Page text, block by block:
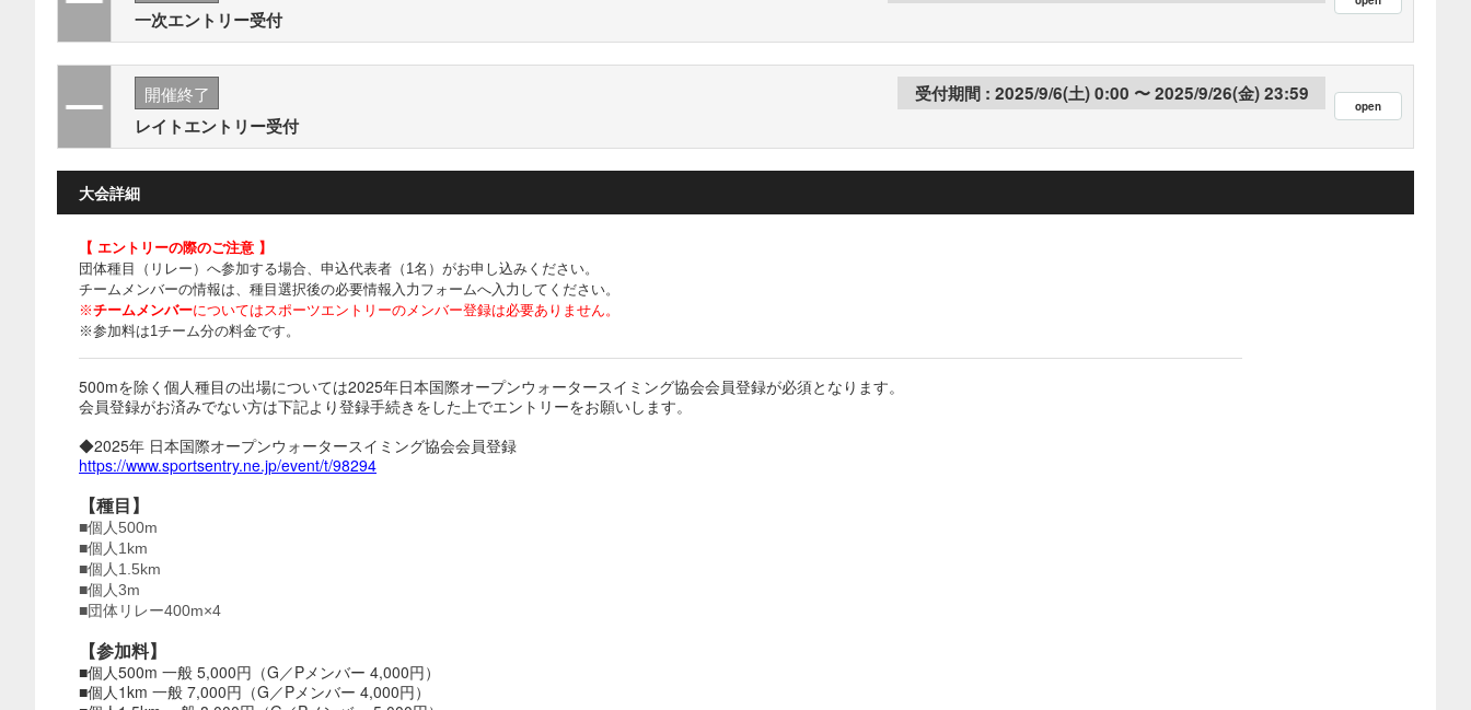
一次エントリー受付
開催終了
レイトエントリー受付
2025/9/6(土) 0:00 2025/9/26(金) 23:59
大会詳細
【 エントリーの際のご注意 】
団体種目（リレー）へ参加する場合、申込代表者（1名）がお申し込みください。
チームメンバーの情報は、種目選択後の必要情報入力フォームへ入力してください。
※チームメンバーについてはスポーツエントリーのメンバー登録は必要ありません。
※参加料は1チーム分の料金です。
500mを除く個人種目の出場については2025年日本国際オープンウォータースイミング協会会員登録が必須となります。
会員登録がお済みでない方は下記より登録手続きをした上でエントリーをお願いします。
◆2025年 日本国際オープンウォータースイミング協会会員登録
https://www.sportsentry.ne.jp/event/t/98294
【種目】
■個人500m
■個人1km
■個人1.5km
■個人3m
■団体リレー400m×4
【参加料】
■個人500m 一般 5,000円（G／Pメンバー 4,000円）
■個人1km 一般 7,000円（G／Pメンバー 4,000円）